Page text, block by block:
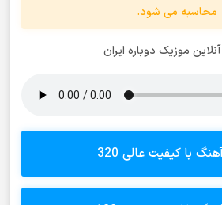
محاسبه می شود.
موزیک دوباره ایران
با کیفیت عالی 320